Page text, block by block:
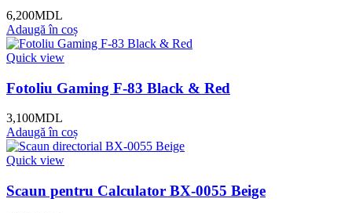
6,200MDL
Adaugă în coș
Quick view
Fotoliu Gaming F-83 Black & Red
3,100MDL
Adaugă în coș
Quick view
Scaun pentru Calculator BX-0055 Beige